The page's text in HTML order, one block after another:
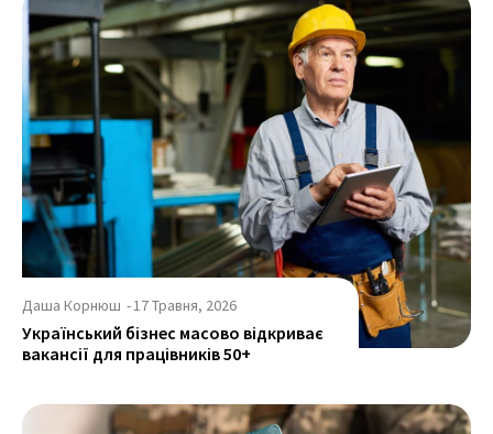
Даша Корнюш -17 Травня, 2026
Український бізнес масово відкриває
вакансії для працівників 50+